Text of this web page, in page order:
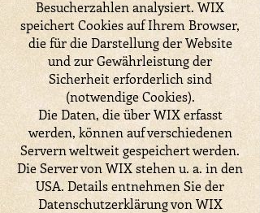
Besucherzahlen analysiert. WIX
speichert Cookies auf Ihrem Browser,
die für die Darstellung der Website
und zur Gewährleistung der
Sicherheit erforderlich sind
(notwendige Cookies).
Die Daten, die über WIX erfasst
werden, können auf verschiedenen
Servern weltweit gespeichert werden.
Die Server von WIX stehen u. a. in den
USA. Details entnehmen Sie der
Datenschutzerklärung von WIX